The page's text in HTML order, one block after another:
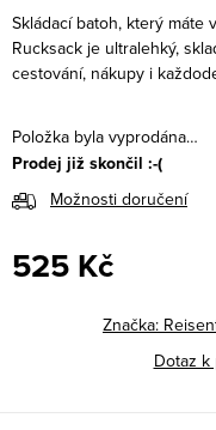
Skládací batoh, který máte
Rucksack je ultralehký,
cestování, nákupy i
Položka byla vyprodána…
Prodej již skončil :-(
Možnosti doručení
525 Kč
Značka:
Dotaz